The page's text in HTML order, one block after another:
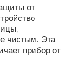
от
чистым. Эта
прибор от